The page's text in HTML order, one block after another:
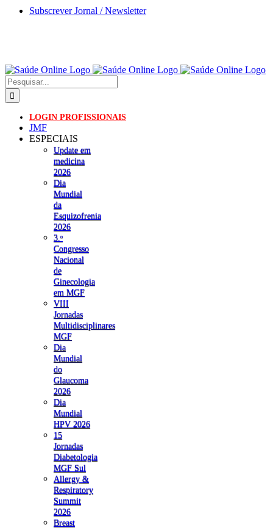
Skip
Subscrever Jornal / Newsletter
Pesquisar
LOGIN PROFISSIONAIS
JMF
ESPECIAIS
Update em
medicina
2026
Dia
Mundial
da
Esquizofrenia
2026
3.ᵒ
Congresso
Nacional
de
Ginecologia
em MGF
VIII
Jornadas
Multidisciplinares
MGF
Dia
Mundial
do
Glaucoma
2026
Dia
Mundial
HPV 2026
15
Jornadas
Diabetologia
MGF Sul
Allergy &
Respiratory
Summit
2026
Breast